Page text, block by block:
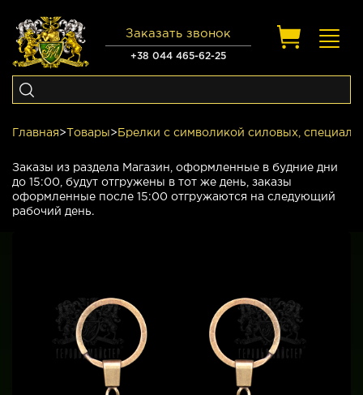
+38 044 465-62-25
Заказать звонок
Главная> Товары> Брелки с символикой силовых,
Заказы из раздела Магазин, оформленные в будние дни
до 15:00, будут отгружены в тот же день, заказы
оформленные после 15:00 отгружаются на следующий
рабочий день.